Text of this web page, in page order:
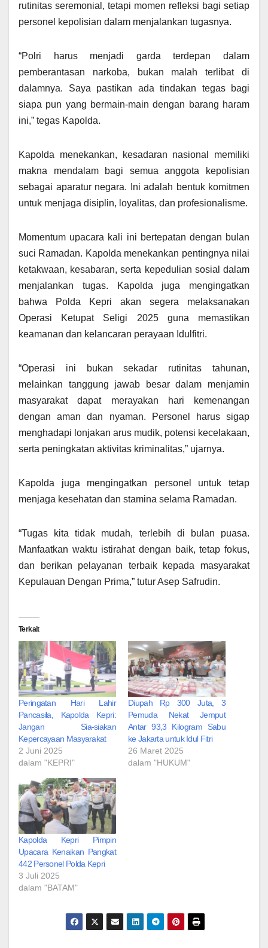
rutinitas seremonial, tetapi momen refleksi bagi setiap
personel kepolisian dalam menjalankan tugasnya.
“Polri harus menjadi garda terdepan dalam
pemberantasan narkoba, bukan malah terlibat di
dalamnya. Saya pastikan ada tindakan tegas bagi
siapa pun yang bermain-main dengan barang haram
ini,” tegas Kapolda.
Kapolda menekankan, kesadaran nasional memiliki
makna mendalam bagi semua anggota kepolisian
sebagai aparatur negara. Ini adalah bentuk komitmen
untuk menjaga disiplin, loyalitas, dan profesionalisme.
Momentum upacara kali ini bertepatan dengan bulan
suci Ramadan. Kapolda menekankan pentingnya nilai
ketakwaan, kesabaran, serta kepedulian sosial dalam
menjalankan tugas. Kapolda juga mengingatkan
bahwa Polda Kepri akan segera melaksanakan
Operasi Ketupat Seligi 2025 guna memastikan
keamanan dan kelancaran perayaan Idulfitri.
“Operasi ini bukan sekadar rutinitas tahunan,
melainkan tanggung jawab besar dalam menjamin
masyarakat dapat merayakan hari kemenangan
dengan aman dan nyaman. Personel harus sigap
menghadapi lonjakan arus mudik, potensi kecelakaan,
serta peningkatan aktivitas kriminalitas,” ujarnya.
Kapolda juga mengingatkan personel untuk tetap
menjaga kesehatan dan stamina selama Ramadan.
“Tugas kita tidak mudah, terlebih di bulan puasa.
Manfaatkan waktu istirahat dengan baik, tetap fokus,
dan berikan pelayanan terbaik kepada masyarakat
Kepulauan Dengan Prima,” tutur Asep Safrudin.
Terkait
Peringatan Hari Lahir
Pancasila, Kapolda Kepri:
Jangan Sia-siakan
Kepercayaan Masyarakat
2 Juni 2025
dalam "KEPRI"
Diupah Rp 300 Juta, 3
Pemuda Nekat Jemput
Antar 93,3 Kilogram Sabu
ke Jakarta untuk Idul Fitri
26 Maret 2025
dalam "HUKUM"
Kapolda Kepri Pimpin
Upacara Kenaikan Pangkat
442 Personel Polda Kepri
3 Juli 2025
dalam "BATAM"